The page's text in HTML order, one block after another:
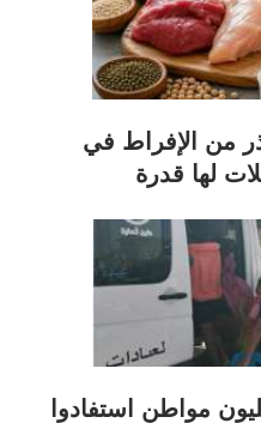
من الإفراط في
لها قدرة
المصرية: 5.3 مليون مواطن استفادوا